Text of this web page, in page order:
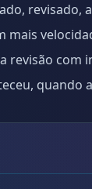
revisado,
mais
revisão
quando